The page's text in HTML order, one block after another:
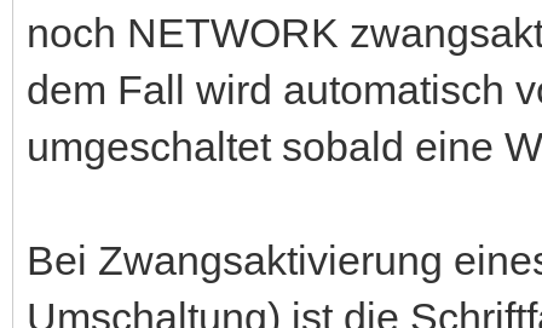
noch NETWORK
dem Fall wird automatisch
umgeschaltet sobald eine
Bei Zwangsaktivierung
Umschaltung) ist die